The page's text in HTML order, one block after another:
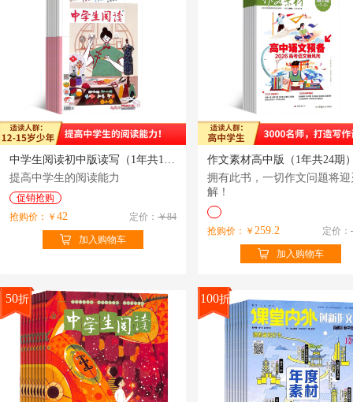
中学生阅读初中版读写（1年共12期）（杂志订阅）
提高中学生的阅读能力
促销抢购
抢购价：￥ 42 定价： ￥84
加入购物车
拥有此书，一切作文问题将迎
解！
抢购价：￥ 259.2 定价：
加入购物车
50折 100折